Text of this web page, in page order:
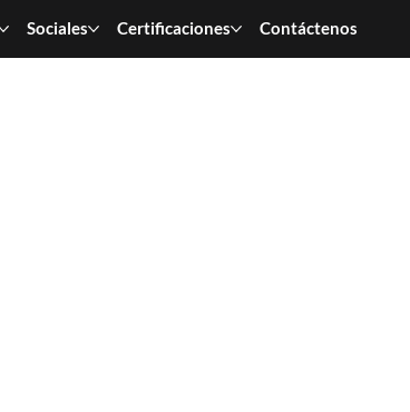
Sociales Certificaciones Contáctenos